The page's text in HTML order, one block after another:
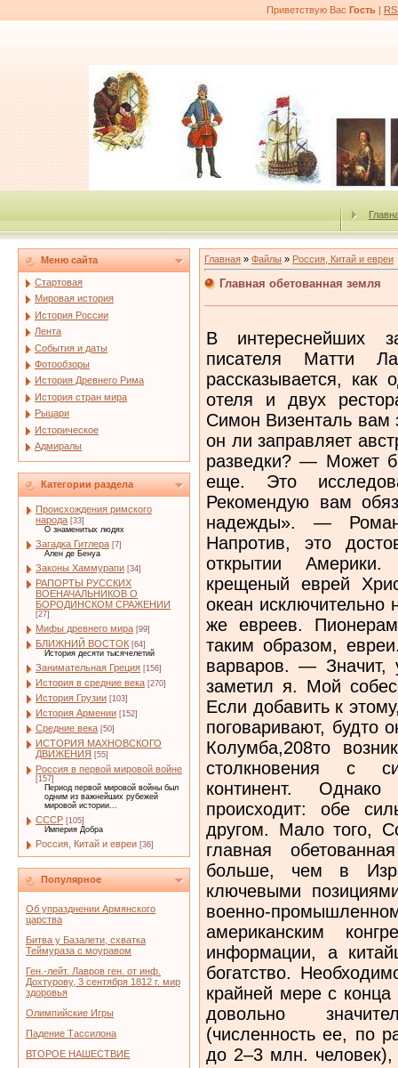
Приветствую Вас Гость |
Меню сайта
Стартовая
Мировая история
История России
Лента
События и даты
Фотообзоры
История Древнего Рима
История стран мира
Рыцари
Историческое
Адмиралы
Категории раздела
Происхождения римского
народа [33]
О знаменитых людях
Загадка Гитлера [7]
Ален де Бенуа
Законы Хаммурапи [34]
РАПОРТЫ РУССКИХ
ВОЕНАЧАЛЬНИКОВ О
БОРОДИНСКОМ СРАЖЕНИИ
[27]
Мифы древнего мира [99]
БЛИЖНИЙ ВОСТОК [64]
История десяти тысячелетий
Занимательная Греция [156]
История в средние века [270]
История Грузии [103]
История Армении [152]
Средние века [50]
ИСТОРИЯ МАХНОВСКОГО
ДВИЖЕНИЯ [55]
Россия в первой мировой войне
[157]
Период первой мировой войны был
одним из важнейших рубежей
мировой истории...
СССР [105]
Империя Добра
Россия, Китай и евреи [36]
Популярное
Об упразднении Армянского
царства
Битва у Базалети, схватка
Теймураза с моуравом
Ген.-лейт. Лавров ген. от инф.
Дохтурову, 3 сентября 1812 г. мир
здоровья
Олимпийские Игры
Падение Тассилона
ВТОРОЕ НАШЕСТВИЕ
Главная » Файлы » Россия, Китай и евреи
Главная обетованная земля
В интереснейших заметках известного финского писателя Матти Ларни о посещении Израиля рассказывается, как один местный сионист («хозяин отеля и двух ресторанов») спрашивает автора: — Симон Визенталь вам знаком? — Слышал это имя. Не он ли заправляет австрийским филиалом израильской разведки? — Может быть, но он занимается кое-чем еще. Это исследователь, историк и писатель. Рекомендую вам обязательно прочесть его «Паруса надежды». — Роман или путевые заметки? — Напротив, это достоверный исторический труд об открытии Америки. Визенталь доказывает, что крещеный еврей Христофор Колумб отправился за океан исключительно на поиски новых земель для тех же евреев. Пионерами американских прерий были, таким образом, евреи. Они-то и отвоевали страну у варваров. — Значит, у вас две «святые земли»? — заметил я. Мой собеседник заговорил о погоде».207 Если добавить к этому, что китайцы время от времени поговаривают, будто они открыли Америку задолго до Колумба,208то возникает чуть ли не опасность их столкновения с сионистами за американский континент. Однако никакого столкновения не происходит: обе силы отлично уживаются друг с другом. Мало того, Соединенные Штаты для них — главная обетованная земля. Евреев там вдвое больше, чем в Израиле, они владеют многими ключевыми позициями в экономике, в том числе в военно-промышленном комплексе, управляют американским конгрессом, средствами массовой информации, а китайцев очень привлекает все это богатство. Необходимо также учесть, что в США, по крайней мере с конца прошлого столетия, существует довольно значительная китайская община (численность ее, по разным данным, колеблется от 1 до 2–3 млн. человек), включающая в себя и рядовых членов, и предпринимателей, ученых, даже военных, поскольку этническим китайцам разрешено служить в американской армии. Помимо этих официальных эмигрантов, ежегодно десятки тысяч человек переправляются в Соединенные Штаты из КНР тайно.209 В 50-х гг. некоторые американские китайцы под влиянием пекинской пропаганды вернулись на родину. Самая колоритная фигура среди них — физик-ядерщик Цянь Сюэсэнь, который прожил в США 20 лет, окончил два университета, был директором лаборатории в Калифорнийском технологическом институте, полковником ВВС США и по совместительству сотрудником ЦРУ. Если учесть, что он и его спутники (вернувшиеся вместе с ним 39 американских ученых китайского происхождения) привезли около тонны научной и технической документации, не приходится удивляться, что в 1964 г. Китай испытал свою первую атомную борьбу, в 1967 г. — водородную, а в 1969 г. «капиталист» Цянь Сюэсэнь стал членом ЦК КПК. Соединенные Штаты фактически помогли КНР овладеть ядерным оружием.210 И хотя 50-60-е годы считаются периодом холодной войны между США и Китаем, империалистическо-сионистские и маоистские круги все время нащупывали путь навстречу друг другу. В начале «культурной революции», которая, казалось, была резко враждебна всему буржуазному, руководители американских информационных служб дали указание своим центрам за границей «использовать все возможности для укрепления позиций сторонников Мао», потому что среди китайских лидеров Мао Цзэдун наиболее полно выражал антисоветские интересы «международного сообщества». В свою очередь, 25 ноября 1968 г. временный поверенный в делах Китая в Польше вручил послу США Уолтеру Стесселу ноту с предложением возобновить со следующего года китайско-американские переговоры. «Признаться, — пишет один из тогдашних членов дипломатического корпуса в Пекине, — для нас это было как гром среди ясного неба», ибо сия инициатива оказалась первой после длительного ультрареволюционного трезвона. Самую активную роль в сближении Китая с Соединенными Штатами сыграл крупный сионист Генри Киссинджер — помощник президента по национальной безопасности, а затем госсекретарь США. Он несколько раз летал в Китай, чтобы к 1972 г. подготовить известный пекинский вояж президента Никсона. В результате в том же году в КНР побывало 73 американских делегации, а в следующем году — 105.